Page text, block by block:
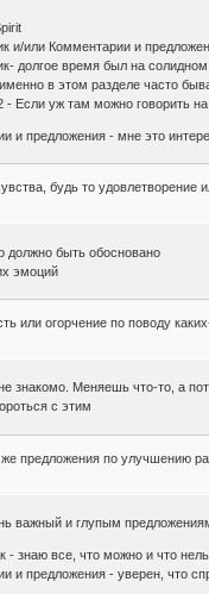
и/или Комментарии и
долгое время был на
в этом разделе часто
Если уж там можно говорить на
и предложения - мне это
будь то удовлетворение
должно быть обосновано
эмоций
или огорчение по поводу
знакомо. Меняешь что-то, а
с этим
же предложения по улучшению
важный и глупым
- знаю все, что можно и что
и предложения - уверен, что